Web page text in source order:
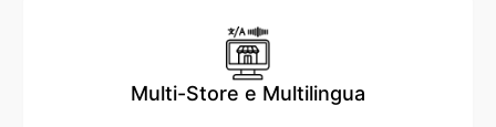
Multi-Store e Multilingua